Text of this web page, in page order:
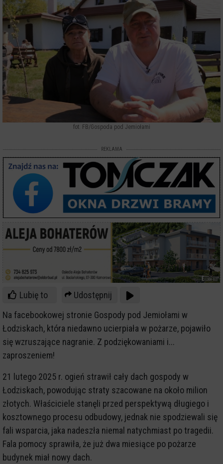
fot. FB/Gospoda pod Jemiołami
REKLAMA
Lubię to
Udostępnij
Na facebookowej stronie Gospody pod Jemiołami w
Łodziskach, która niedawno ucierpiała w pożarze, pojawiło
się wzruszające nagranie. Z podziękowaniami i...
zaproszeniem!
21 lutego 2025 r. ogień strawił cały dach gospody w
Łodziskach, powodując straty szacowane na około milion
złotych. Właściciele stanęli przed perspektywą długiego i
kosztownego procesu odbudowy, jednak nie spodziewali się
fali wsparcia, jaka nadeszła niemal natychmiast po tragedii.
Fala pomocy sprawiła, że już dwa miesiące po pożarze
budynek miał nowy dach.